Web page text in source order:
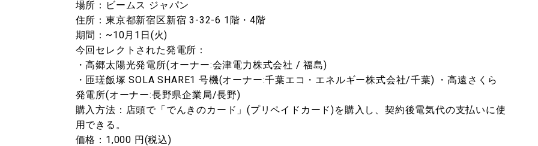
場所：ビームス ジャパン
住所：東京都新宿区新宿 3-32-6 1階・4階
期間：~10月1日(火)
今回セレクトされた発電所：
・高郷太陽光発電所(オーナー:会津電力株式会社 / 福島)
・匝瑳飯塚 SOLA SHARE1 号機(オーナー:千葉エコ・エネルギー株式会社/千葉) ・高遠さくら
発電所(オーナー:長野県企業局/長野)
購入方法：店頭で「でんきのカード」(プリペイドカード)を購入し、契約後電気代の支払いに使
用できる。
価格：1,000 円(税込)